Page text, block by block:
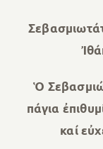
Ὁ
πάγια
καί